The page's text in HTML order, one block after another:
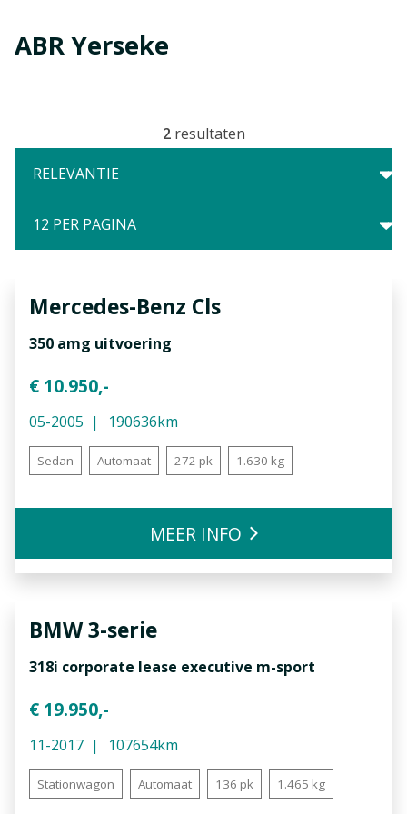
ABR Yerseke
2resultaten
Mercedes-Benz Cls
350 amg uitvoering
€ 10.950,-
05-2005 190636km
Sedan Automaat 272 pk 1.630 kg
MEER INFO
BMW3-serie
318i corporate lease executive m-sport
€ 19.950,-
11-2017 107654km
Stationwagon Automaat 136 pk 1.465 kg